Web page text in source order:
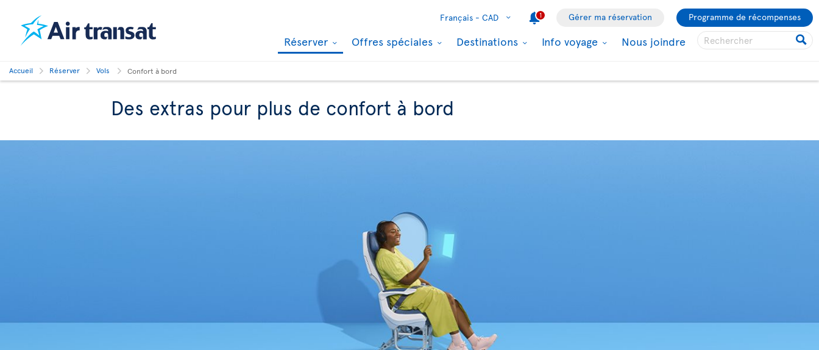
Français - CAD 1 Gérer ma réservation Programme de récompenses
Réserver Offres spéciales Destinations Info voyage Nous joindre
Accueil Réserver Vols Confort à bord
Des extras pour plus de confort à bord